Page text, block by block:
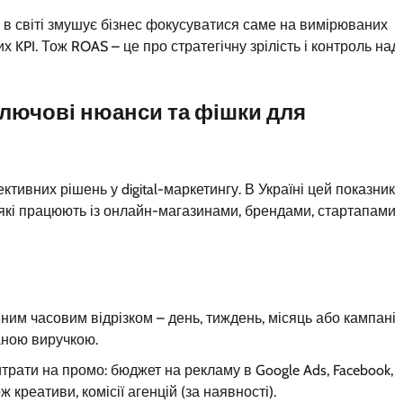
світі змушує бізнес фокусуватися саме на вимірюваних
KPI. Тож ROAS – це про стратегічну зрілість і контроль
нюанси та фішки для
рішень у digital-маркетингу. В Україні цей
працюють із онлайн-магазинами, брендами,
часовим відрізком – день, тиждень, місяць або
виручкою.
на промо: бюджет на рекламу в Google Ads, Facebook,
комісії агенцій (за наявності).